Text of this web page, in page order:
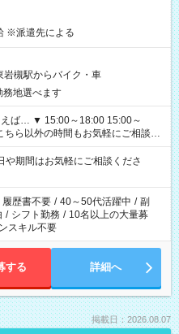
※派遣先による
岩槻駅からバイク・車
地選べます
期間はお気軽にご相談くださ
履歴書不要 / 40～50代活躍中 / 副
/ シフト勤務 / 10名以上の大量募
スキル不要
する 詳細へ
掲載日：2026.08.07